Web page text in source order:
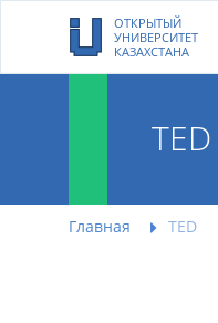
ОТКРЫТЫЙ
УНИВЕРСИТЕТ
КАЗАХСТАНА
TED
Главная TED